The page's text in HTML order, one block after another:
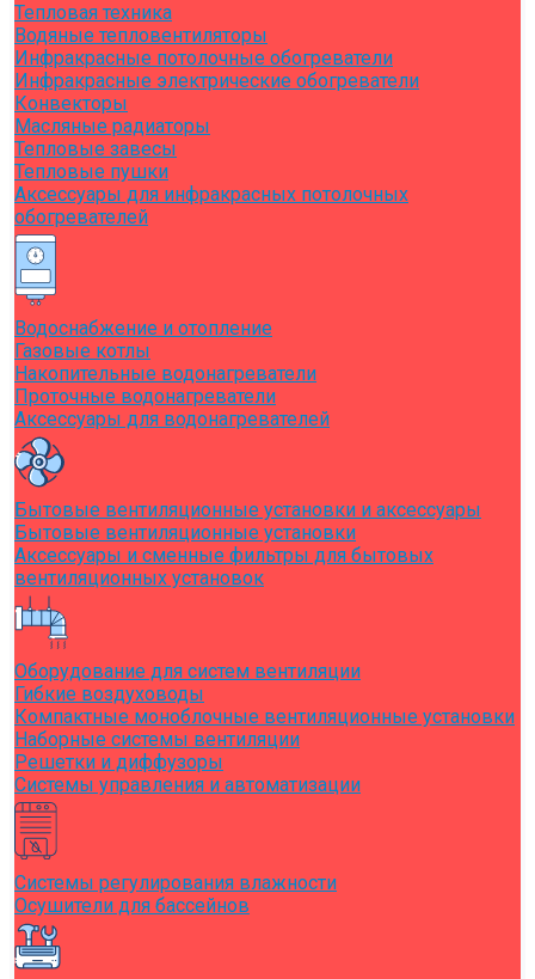
Тепловая техника
Водяные тепловентиляторы
Инфракрасные потолочные обогреватели
Инфракрасные электрические обогреватели
Конвекторы
Масляные радиаторы
Тепловые завесы
Тепловые пушки
Аксессуары для инфракрасных потолочных
обогревателей
Водоснабжение и отопление
Газовые котлы
Накопительные водонагреватели
Проточные водонагреватели
Аксессуары для водонагревателей
Бытовые вентиляционные установки и аксессуары
Бытовые вентиляционные установки
Аксессуары и сменные фильтры для бытовых
вентиляционных установок
Оборудование для систем вентиляции
Гибкие воздуховоды
Компактные моноблочные вентиляционные установки
Наборные системы вентиляции
Решетки и диффузоры
Системы управления и автоматизации
Системы регулирования влажности
Осушители для бассейнов